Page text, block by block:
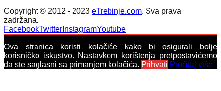
Copyright © 2012 - 2023 eTrebinje.com. Sva prava
zadržana.
FacebookTwitter InstagramYoutube
Ova stranica koristi kolačiće kako bi osigurali bolje
korisničko iskustvo. Nastavkom korištenja pretpostavićemo
da ste saglasni sa primanjem kolačića. Prihvati Pročitaj više